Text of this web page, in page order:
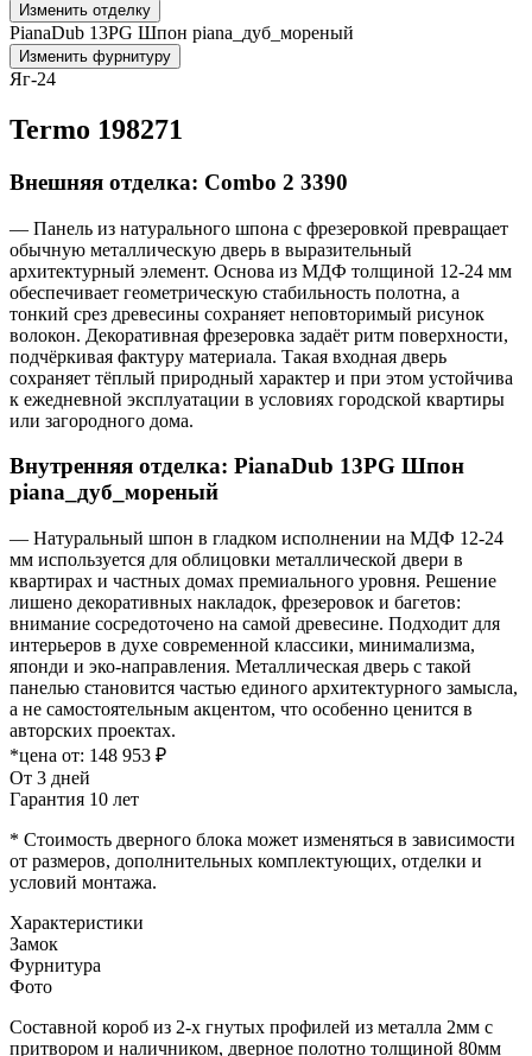
Изменить отделку
PianaDub 13PG Шпон piana_дуб_мореный
Изменить фурнитуру
Яг-24
Termo 198271
Внешняя отделка: Combo 2 3390
— Панель из натурального шпона с фрезеровкой превращает
обычную металлическую дверь в выразительный
архитектурный элемент. Основа из МДФ толщиной 12-24 мм
обеспечивает геометрическую стабильность полотна, а
тонкий срез древесины сохраняет неповторимый рисунок
волокон. Декоративная фрезеровка задаёт ритм поверхности,
подчёркивая фактуру материала. Такая входная дверь
сохраняет тёплый природный характер и при этом устойчива
к ежедневной эксплуатации в условиях городской квартиры
или загородного дома.
Внутренняя отделка: PianaDub 13PG Шпон
piana_дуб_мореный
— Натуральный шпон в гладком исполнении на МДФ 12-24
мм используется для облицовки металлической двери в
квартирах и частных домах премиального уровня. Решение
лишено декоративных накладок, фрезеровок и багетов:
внимание сосредоточено на самой древесине. Подходит для
интерьеров в духе современной классики, минимализма,
японди и эко-направления. Металлическая дверь с такой
панелью становится частью единого архитектурного замысла,
а не самостоятельным акцентом, что особенно ценится в
авторских проектах.
*цена от: 148 953 ₽
От 3 дней
Гарантия 10 лет
* Стоимость дверного блока может изменяться в зависимости
от размеров, дополнительных комплектующих, отделки и
условий монтажа.
Характеристики
Замок
Фурнитура
Фото
Составной короб из 2-х гнутых профилей из металла 2мм с
притвором и наличником, дверное полотно толщиной 80мм